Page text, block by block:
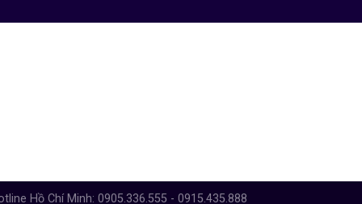
Hồ Chí Minh: 0905.336.555 - 0915.435.888